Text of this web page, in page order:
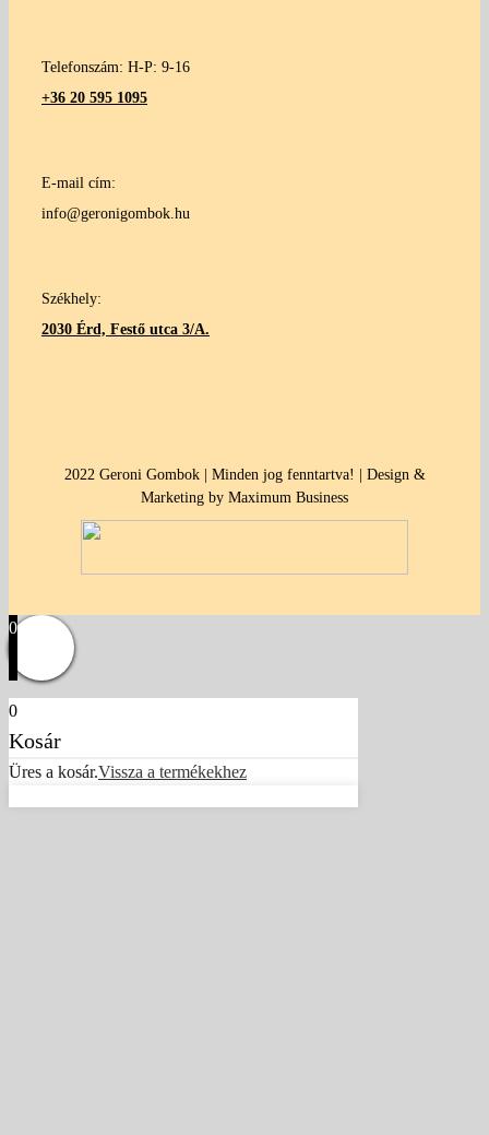
Telefonszám: H-P: 9-16
+36 20 595 1095
E-mail cím:
info@geronigombok.hu
Székhely:
2030 Érd, Festő utca 3/A.
2022 Geroni Gombok | Minden jog fenntartva! | Design &
Marketing by Maximum Business
0
0
Kosár
Üres a kosár.Vissza a termékekhez